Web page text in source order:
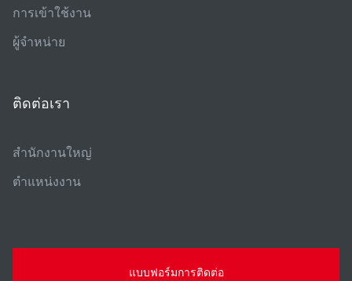
การเข้าใช้งาน
ผู้จําหน่าย
ติดต่อเรา
สํานักงานใหญ่
ตําแหน่งงาน
แบบฟอร์มการติดต่อ